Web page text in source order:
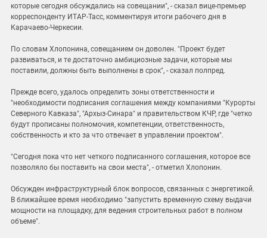
которые сегодня обсуждались на совещании", - сказал вице-премьер
корреспонденту ИТАР-Тасс, комментируя итоги рабочего дня в
Карачаево-Черкесии.
По словам Хлопонина, совещанием он доволен. "Проект будет
развиваться, и те достаточно амбициозные задачи, которые мы
поставили, должны быть выполнены в срок", - сказал полпред.
Прежде всего, удалось определить зоны ответственности и
"необходимости подписания соглашения между компаниями "Курорты
Северного Кавказа", "Архыз-Синара" и правительством КЧР, где "четко
будут прописаны полномочия, компетенции, ответственность,
собственность и кто за что отвечает в управлении проектом".
"Сегодня пока что нет четкого подписанного соглашения, которое все
позволяло бы поставить на свои места", - отметил Хлопонин.
Обсужден инфраструктурный блок вопросов, связанных с энергетикой.
В ближайшее время необходимо "запустить временную схему выдачи
мощности на площадку, для ведения строительных работ в полном
объеме".